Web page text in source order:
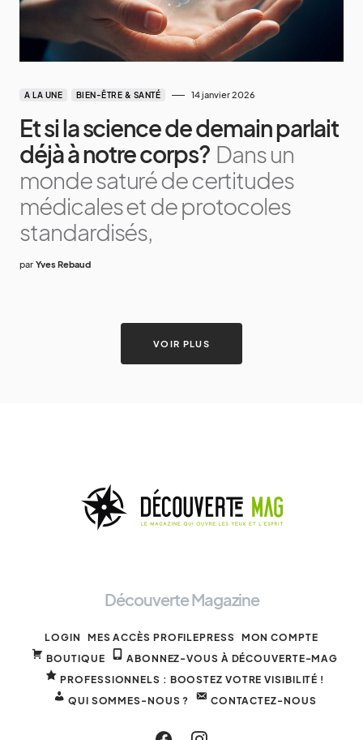
A LA UNE BIEN-ÊTRE & SANTÉ 14 janvier 2026
Et si la science de demain parlait
déjà à notre corps? Dans un
monde saturé de certitudes
médicales et de protocoles
standardisés,
par Yves Rebaud
VOIR PLUS
Découverte Magazine
LOGIN MES ACCÈS PROFILEPRESS MON COMPTE
BOUTIQUE
ABONNEZ-VOUS À DÉCOUVERTE-MAG
PROFESSIONNELS : BOOSTEZ VOTRE VISIBILITÉ !
QUI SOMMES-NOUS ?
CONTACTEZ-NOUS